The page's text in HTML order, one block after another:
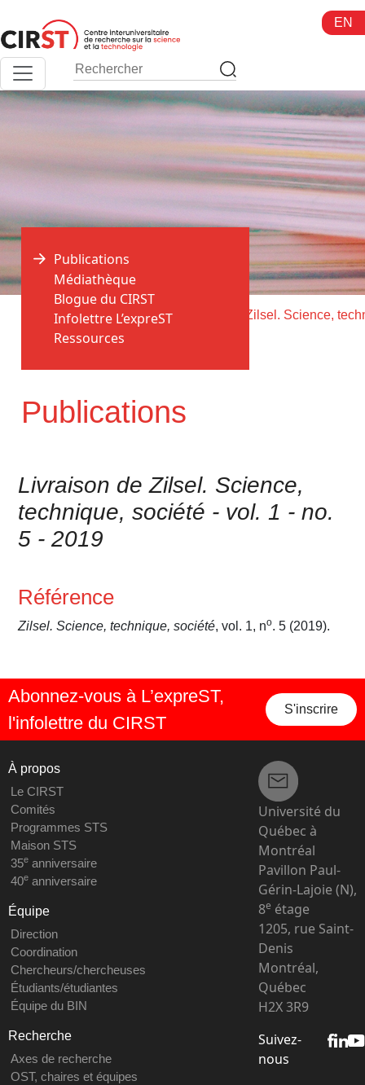
au
contenu
EN
Accueil > Publications >
Publications
Publications
Médiathèque
Blogue du CIRST
Infolettre L’expreST
Ressources
Livraison de Zilsel. Science,
technique, société - vol. 1 - no.
5 - 2019
Référence
Zilsel. Science, technique, société, vol. 1, no. 5 (2019).
Abonnez-vous à L’expreST,
l'infolettre du CIRST
S'inscrire
À propos
Le CIRST
Comités
Programmes STS
Maison STS
35eanniversaire
40eanniversaire
Équipe
Direction
Coordination
Chercheurs/chercheuses
Étudiants/étudiantes
Équipe du BIN
Recherche
Axes de recherche
OST, chaires et équipes
Université du
Québec à
Montréal
Pavillon Paul-
Gérin-Lajoie (N),
8e étage
1205, rue Saint-
Denis
Montréal,
Québec
H2X 3R9
Suivez-
nous